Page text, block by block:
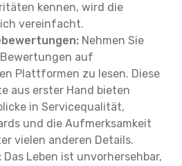
kennen, wird die
vereinfacht.
Nehmen Sie
auf
Plattformen zu lesen. Diese
aus erster Hand bieten
in Servicequalität,
und die Aufmerksamkeit
vielen anderen Details.
Das Leben ist unvorhersehbar,